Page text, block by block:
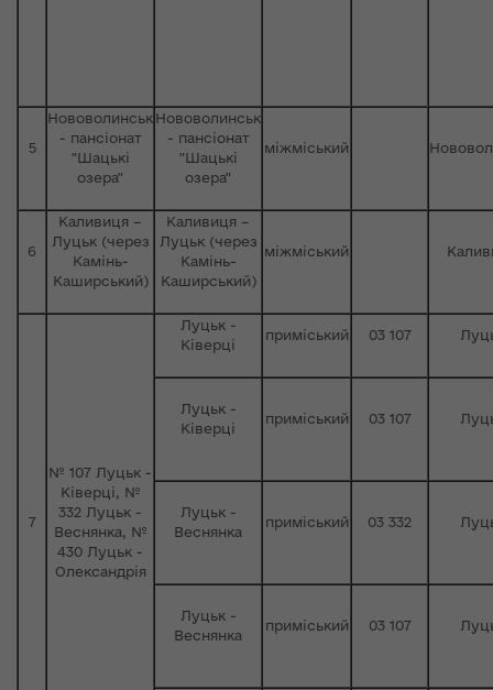
5
Нововолинськ
- пансіонат
"Шацькі
озера"
Нововолинськ
- пансіонат
"Шацькі
озера"
міжміський
6
Каливиця –
Луцьк (через
Камінь-
Каширський)
Каливиця –
Луцьк (через
Камінь-
Каширський)
міжміський
7
№ 107 Луцьк -
Ківерці, №
332 Луцьк -
Веснянка, №
430 Луцьк -
Олександрія
Луцьк -
Ківерці
приміський 03 107
Луцьк -
Ківерці
приміський 03 107
Луцьк -
Веснянка
приміський 03 332
Луцьк -
Веснянка
приміський 03 107